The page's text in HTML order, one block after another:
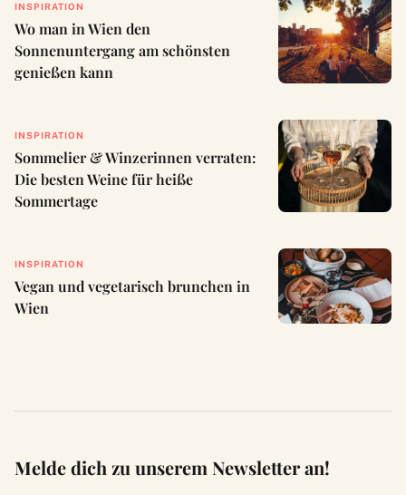
INSPIRATION
Wo man in Wien den
Sonnenuntergang am schönsten
genießen kann
INSPIRATION
Sommelier & Winzerinnen verraten:
Die besten Weine für heiße
Sommertage
INSPIRATION
Vegan und vegetarisch brunchen in
Wien
Melde dich zu unserem Newsletter an!